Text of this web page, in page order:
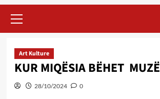
Menu
Art Kulture
KUR MIQËSIA BËHET MUZË
28/10/2024 0